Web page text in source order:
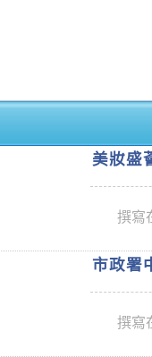
美妝盛
撰寫
市政署
撰寫